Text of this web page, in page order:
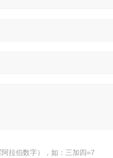
拉伯数字），如：三加四=7